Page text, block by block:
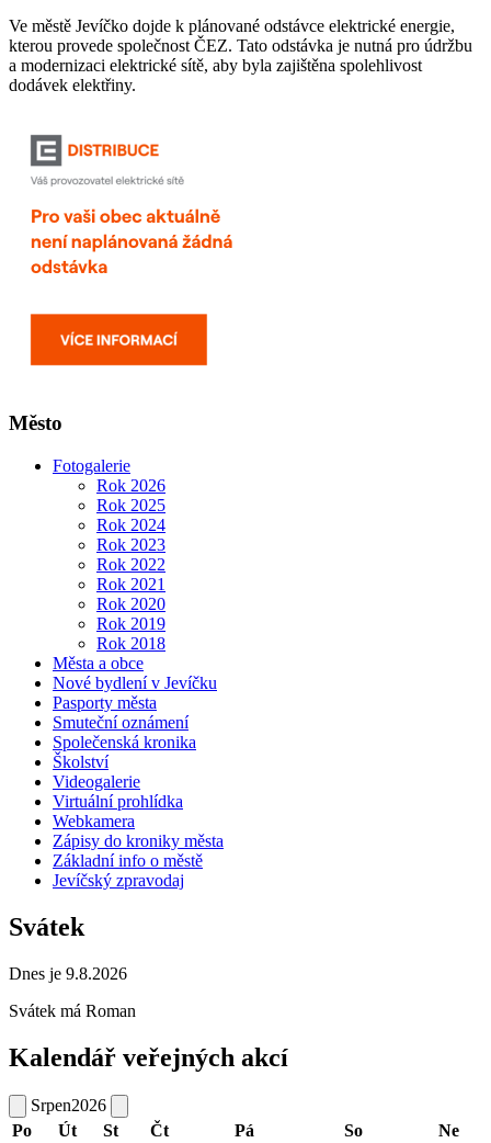
Ve městě Jevíčko dojde k plánované odstávce elektrické energie,
kterou provede společnost ČEZ. Tato odstávka je nutná pro údržbu
a modernizaci elektrické sítě, aby byla zajištěna spolehlivost
dodávek elektřiny.
Město
Fotogalerie
Rok 2026
Rok 2025
Rok 2024
Rok 2023
Rok 2022
Rok 2021
Rok 2020
Rok 2019
Rok 2018
Města a obce
Nové bydlení v Jevíčku
Pasporty města
Smuteční oznámení
Společenská kronika
Školství
Videogalerie
Virtuální prohlídka
Webkamera
Zápisy do kroniky města
Základní info o městě
Jevíčský zpravodaj
Svátek
Dnes je 9.8.2026
Svátek má Roman
Kalendář veřejných akcí
Srpen2026
Po
Út St Čt Pá So Ne